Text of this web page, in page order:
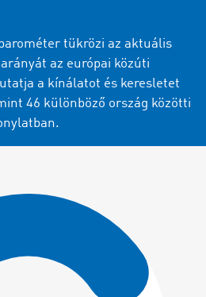
tükrözi az aktuális
az európai közúti
a kínálatot és keresletet
46 különböző ország közötti